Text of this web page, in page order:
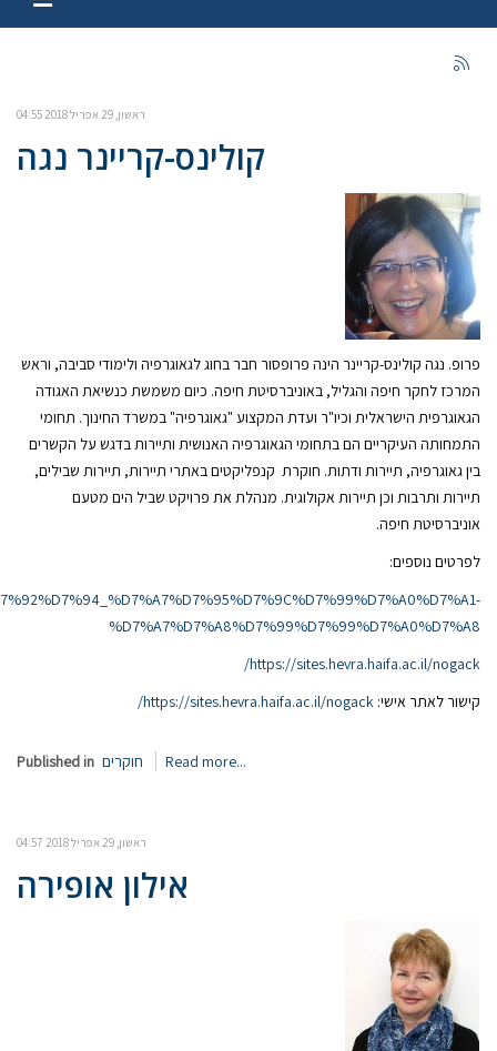
ראשון, 29 אפריל 2018 04:55
קולינס-קריינר נגה
פרופ. נגה קולינס-קריינר הינה פרופסור חבר בחוג לגאוגרפיה ולימודי סביבה, וראש
המרכז לחקר חיפה והגליל, באוניברסיטת חיפה. כיום משמשת כנשיאת האגודה
הגאוגרפית הישראלית וכיו"ר ועדת המקצוע "גאוגרפיה" במשרד החינוך. תחומי
התמחותה העיקריים הם בתחומי הגאוגרפיה האנושית ותיירות בדגש על הקשרים
בין גאוגרפיה, תיירות ודתות. חוקרת קנפליקטים באתרי תיירות, תיירות שבילים,
תיירות ותרבות וכן תיירות אקולוגית. מנהלת את פרויקט שביל הים מטעם
אוניברסיטת חיפה.
לפרטים נוספים:
%D7%A7%D7%A8%D7%99%D7%99%D7%A0%D7%A8
https://sites.hevra.haifa.ac.il/nogack/
קישור לאתר אישי: https://sites.hevra.haifa.ac.il/nogack/
Published in חוקרים Read more...
ראשון, 29 אפריל 2018 04:57
אילון אופירה